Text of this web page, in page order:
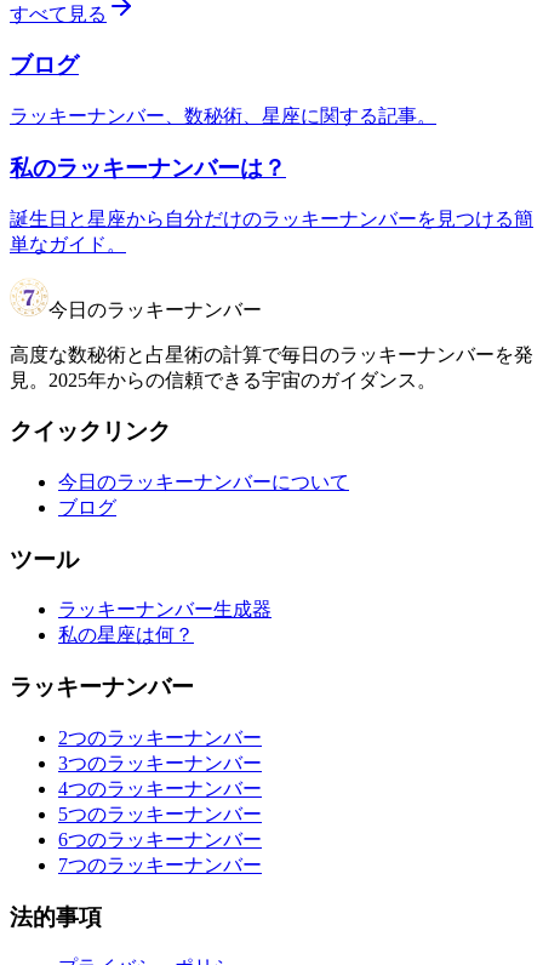
すべて見る
ブログ
ラッキーナンバー、数秘術、星座に関する記事。
私のラッキーナンバーは？
誕生日と星座から自分だけのラッキーナンバーを見つける簡
単なガイド。
今日のラッキーナンバー
高度な数秘術と占星術の計算で毎日のラッキーナンバーを発
見。2025年からの信頼できる宇宙のガイダンス。
クイックリンク
今日のラッキーナンバーについて
ブログ
ツール
ラッキーナンバー生成器
私の星座は何？
ラッキーナンバー
2つのラッキーナンバー
3つのラッキーナンバー
4つのラッキーナンバー
5つのラッキーナンバー
6つのラッキーナンバー
7つのラッキーナンバー
法的事項